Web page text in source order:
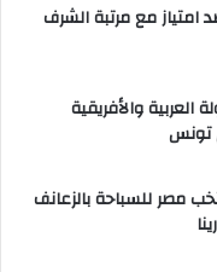
امتياز مع مرتبة الشرف
العربية والأفريقية
تونس
مصر للسباحة بالزعانف